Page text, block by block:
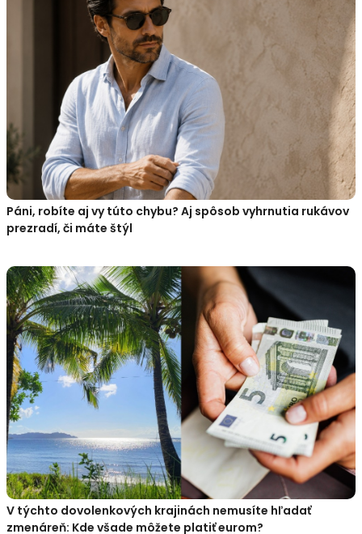
Páni, robíte aj vy túto chybu? Aj spôsob vyhrnutia rukávov
prezradí, či máte štýl
V týchto dovolenkových krajinách nemusíte hľadať
zmenáreň: Kde všade môžete platiť eurom?